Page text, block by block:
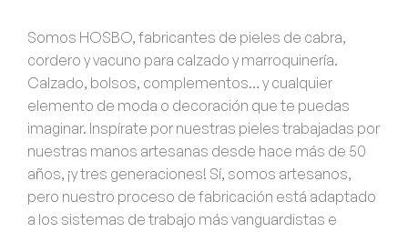
Somos HOSBO, fabricantes de pieles de cabra,
cordero y vacuno para calzado y marroquinería.
Calzado, bolsos, complementos… y cualquier
elemento de moda o decoración que te puedas
imaginar. Inspírate por nuestras pieles trabajadas por
nuestras manos artesanas desde hace más de 50
años, ¡y tres generaciones! Sí, somos artesanos,
pero nuestro proceso de fabricación está adaptado
a los sistemas de trabajo más vanguardistas e